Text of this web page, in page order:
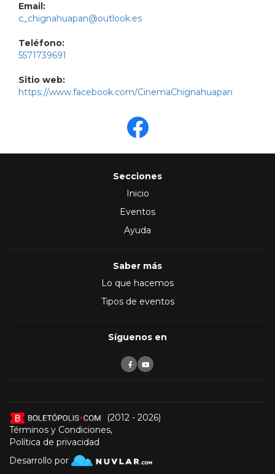
Email:
c_chignahuapan@outlook.es
Teléfono:
5571739691
Sitio web:
https://www.facebook.com/CinemaChignahuapan
Secciones
Inicio
Eventos
Ayuda
Saber más
Lo que hacemos
Tipos de eventos
Síguenos en
(2012 - 2026)
Términos y Condiciones,
Política de privacidad
Desarrollo por